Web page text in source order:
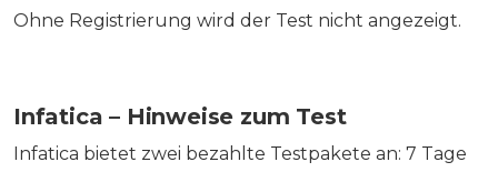
Ohne Registrierung wird der Test nicht angezeigt.
Infatica – Hinweise zum Test
Infatica bietet zwei bezahlte Testpakete an: 7 Tage